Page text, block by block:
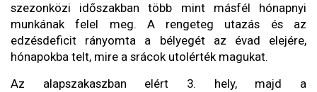
szezonközi időszakban több mint másfél hónapnyi
munkának felel meg. A rengeteg utazás és az
edzésdeficit rányomta a bélyegét az évad elejére,
hónapokba telt, mire a srácok utolérték magukat.
Az alapszakaszban elért 3. hely, majd a